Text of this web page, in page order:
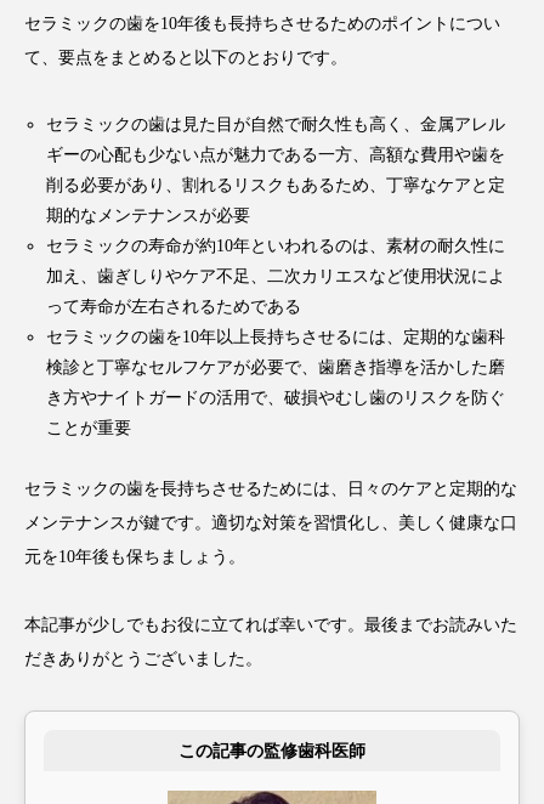
セラミックの歯を10年後も長持ちさせるためのポイントについ
て、要点をまとめると以下のとおりです。
セラミックの歯は見た目が自然で耐久性も高く、金属アレル
ギーの心配も少ない点が魅力である一方、高額な費用や歯を
削る必要があり、割れるリスクもあるため、丁寧なケアと定
期的なメンテナンスが必要
セラミックの寿命が約10年といわれるのは、素材の耐久性に
加え、歯ぎしりやケア不足、二次カリエスなど使用状況によ
って寿命が左右されるためである
セラミックの歯を10年以上長持ちさせるには、定期的な歯科
検診と丁寧なセルフケアが必要で、歯磨き指導を活かした磨
き方やナイトガードの活用で、破損やむし歯のリスクを防ぐ
ことが重要
セラミックの歯を長持ちさせるためには、日々のケアと定期的な
メンテナンスが鍵です。適切な対策を習慣化し、美しく健康な口
元を10年後も保ちましょう。
本記事が少しでもお役に立てれば幸いです。最後までお読みいた
だきありがとうございました。
この記事の監修歯科医師